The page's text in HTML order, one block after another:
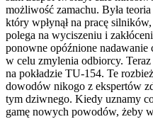
możliwość zamachu. Była
który wpłynął na pracę
polega na wyciszeniu i
ponowne opóźnione
w celu zmylenia odbiorcy.
na pokładzie TU-154. Te
dowodów nikogo z ekspertów
tym dziwnego. Kiedy uznamy
gamę nowych powodów, żeby